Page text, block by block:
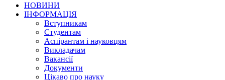
НОВИНИ
ІНФОРМАЦІЯ
Вступникам
Студентам
Аспірантам і науковцям
Викладачам
Вакансії
Документи
Цікаво про науку